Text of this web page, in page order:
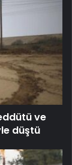
ve
düştü